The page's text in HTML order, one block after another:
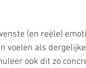
(en reële)
voelen als
ook dit zo